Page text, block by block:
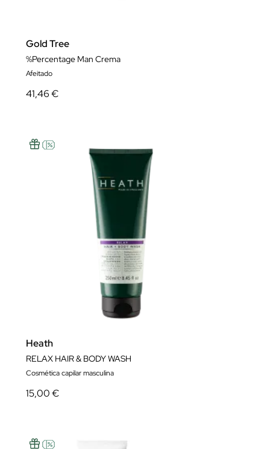
Gold Tree
%Percentage Man Crema
Afeitado
41,46 €
Heath
RELAX HAIR & BODY WASH
Cosmética capilar masculina
15,00 €